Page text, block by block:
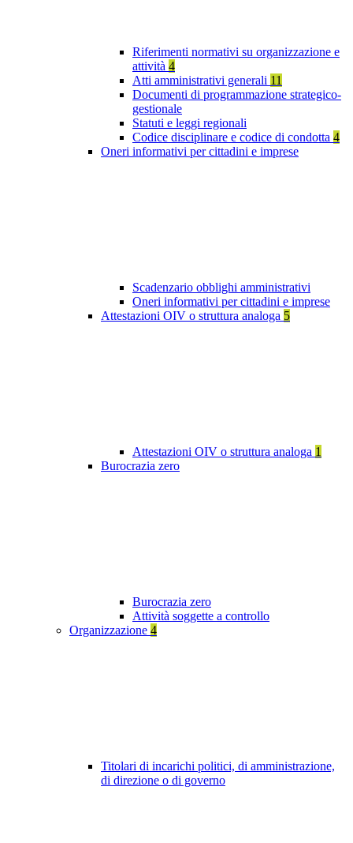
Riferimenti normativi su organizzazione e
attività 4
Atti amministrativi generali 11
Documenti di programmazione strategico-
gestionale
Statuti e leggi regionali
Codice disciplinare e codice di condotta 4
Oneri informativi per cittadini e imprese
Scadenzario obblighi amministrativi
Oneri informativi per cittadini e imprese
Attestazioni OIV o struttura analoga 5
Attestazioni OIV o struttura analoga 1
Burocrazia zero
Burocrazia zero
Attività soggette a controllo
Organizzazione 4
Titolari di incarichi politici, di amministrazione,
di direzione o di governo